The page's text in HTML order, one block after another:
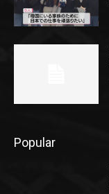
Popular